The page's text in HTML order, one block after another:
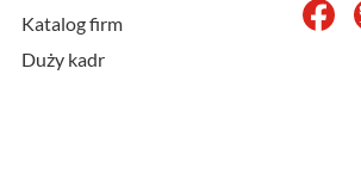
Katalog firm
Duży kadr